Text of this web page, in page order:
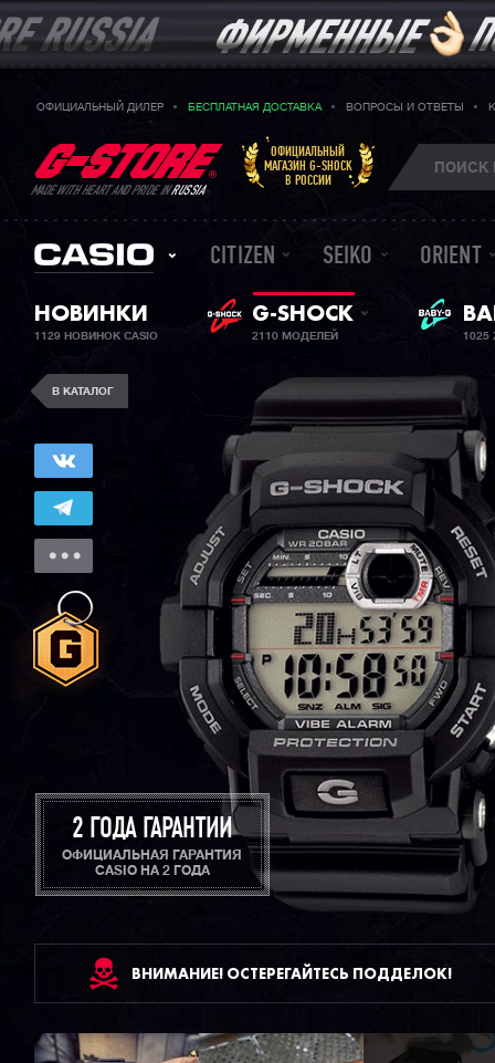
ОФИЦИАЛЬНЫЙ ДИЛЕР БЕСПЛАТНАЯ ДОСТАВКА ВОПРОСЫ И ОТВЕТЫ
MADE WITH HEART AND PRIDE INRUSSIA
ОФИЦИАЛЬНЫЙ
МАГАЗИН G-SHOCK
В РОССИИ
CITIZEN SEIKO ORIENT
НОВИНКИ
1129 НОВИНОК CASIO
G-SHOCK
2110 МОДЕЛЕЙ
В КАТАЛОГ
2 ГОДА ГАРАНТИИ
ОФИЦИАЛЬНАЯ ГАРАНТИЯ
CASIO НА 2 ГОДА
ВНИМАНИЕ! ОСТЕРЕГАЙТЕСЬ ПОДДЕЛОК!